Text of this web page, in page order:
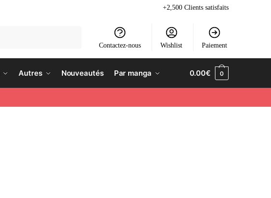
+2,500 Clients satisfaits
Contactez-nous Wishlist Paiement
Autres Nouveautés Par manga 0.00€ 0